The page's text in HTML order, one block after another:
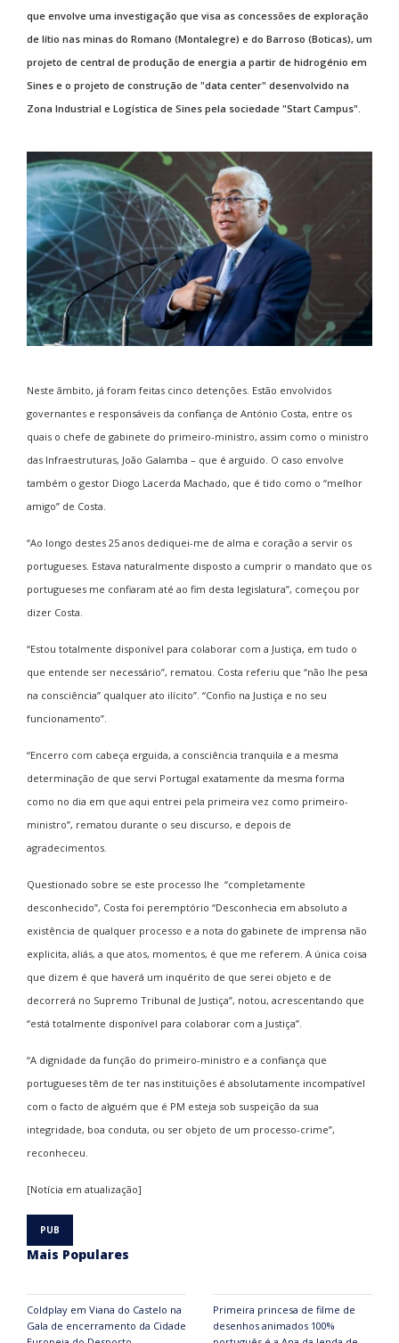
que envolve uma investigação que visa as concessões de exploração
de lítio nas minas do Romano (Montalegre) e do Barroso (Boticas), um
projeto de central de produção de energia a partir de hidrogénio em
Sines e o projeto de construção de "data center" desenvolvido na
Zona Industrial e Logística de Sines pela sociedade "Start Campus".
Neste âmbito, já foram feitas cinco detenções. Estão envolvidos
governantes e responsáveis da confiança de António Costa, entre os
quais o chefe de gabinete do primeiro-ministro, assim como o ministro
das Infraestruturas, João Galamba – que é arguido. O caso envolve
também o gestor Diogo Lacerda Machado, que é tido como o “melhor
amigo” de Costa.
“Ao longo destes 25 anos dediquei-me de alma e coração a servir os
portugueses. Estava naturalmente disposto a cumprir o mandato que os
portugueses me confiaram até ao fim desta legislatura”, começou por
dizer Costa.
“Estou totalmente disponível para colaborar com a Justiça, em tudo o
que entende ser necessário”, rematou. Costa referiu que “não lhe pesa
na consciência” qualquer ato ilícito”. “Confio na Justiça e no seu
funcionamento”.
“Encerro com cabeça erguida, a consciência tranquila e a mesma
determinação de que servi Portugal exatamente da mesma forma
como no dia em que aqui entrei pela primeira vez como primeiro-
ministro”, rematou durante o seu discurso, e depois de
agradecimentos.
Questionado sobre se este processo lhe “completamente
desconhecido”, Costa foi peremptório “Desconhecia em absoluto a
existência de qualquer processo e a nota do gabinete de imprensa não
explicita, aliás, a que atos, momentos, é que me referem. A única coisa
que dizem é que haverá um inquérito de que serei objeto e de
decorrerá no Supremo Tribunal de Justiça”, notou, acrescentando que
“está totalmente disponível para colaborar com a Justiça”.
“A dignidade da função do primeiro-ministro e a confiança que
portugueses têm de ter nas instituições é absolutamente incompatível
com o facto de alguém que é PM esteja sob suspeição da sua
integridade, boa conduta, ou ser objeto de um processo-crime”,
reconheceu.
[Notícia em atualização]
Mais Populares
Coldplay em Viana do Castelo na
Gala de encerramento da Cidade
Primeira princesa de filme de
desenhos animados 100%